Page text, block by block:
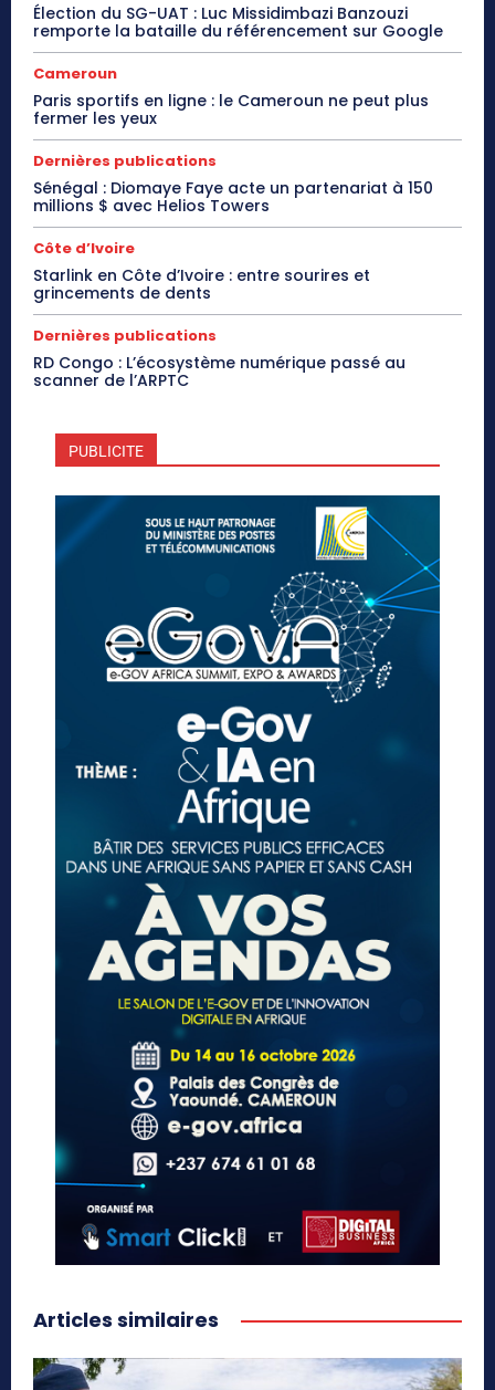
Élection du SG-UAT : Luc Missidimbazi Banzouzi
remporte la bataille du référencement sur Google
Cameroun
Paris sportifs en ligne : le Cameroun ne peut plus
fermer les yeux
Dernières publications
Sénégal : Diomaye Faye acte un partenariat à 150
millions $ avec Helios Towers
Côte d’Ivoire
Starlink en Côte d’Ivoire : entre sourires et
grincements de dents
Dernières publications
RD Congo : L’écosystème numérique passé au
scanner de l’ARPTC
PUBLICITE
Articles similaires